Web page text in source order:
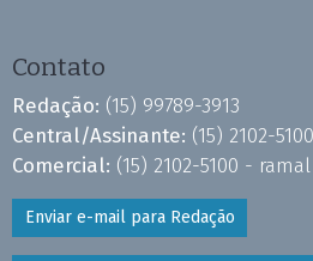
Contato
Redação: (15) 99789-3913
Central/Assinante: (15) 2102-
Comercial: (15) 2102-5100 -
Enviar e-mail para Redação